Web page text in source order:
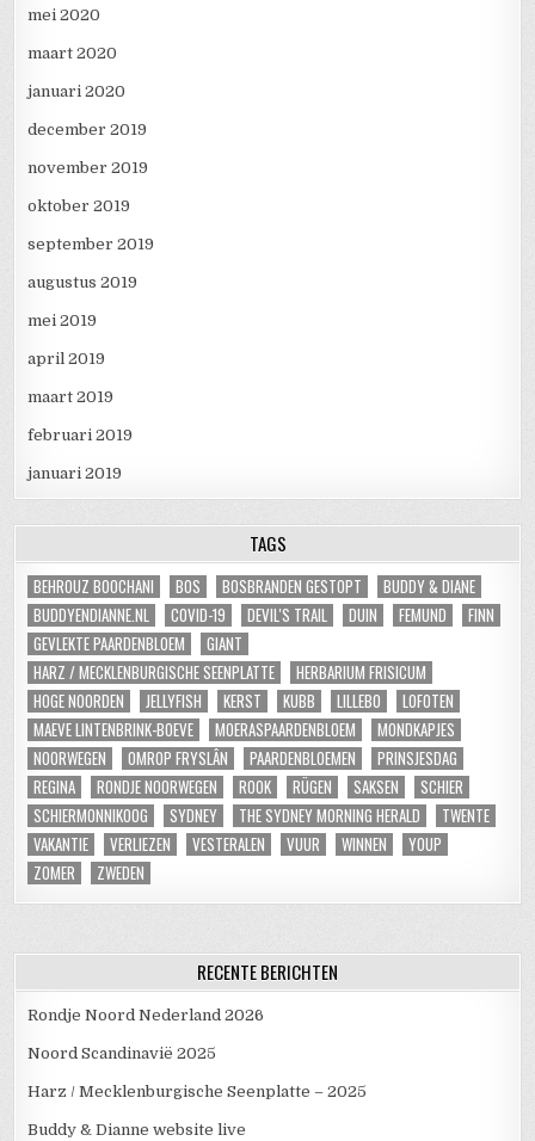
mei 2020
maart 2020
januari 2020
december 2019
november 2019
oktober 2019
september 2019
augustus 2019
mei 2019
april 2019
maart 2019
februari 2019
januari 2019
TAGS
BEHROUZ BOOCHANI BOS BOSBRANDEN GESTOPT
BUDDY & DIANE
BUDDYENDIANNE.NL
COVID-19 DEVIL'S TRAIL DUIN FEMUND
FINN
GEVLEKTE PAARDENBLOEM
GIANT
HARZ / MECKLENBURGISCHE SEENPLATTE
HERBARIUM FRISICUM
HOGE NOORDEN
JELLYFISH KERST KUBB LILLEBO
LOFOTEN
MAEVE LINTENBRINK-BOEVE
MOERASPAARDENBLOEM
MONDKAPJES
NOORWEGEN
OMROP FRYSLÂN PAARDENBLOEMEN
PRINSJESDAG
REGINA
RONDJE NOORWEGEN ROOK RÜGEN SAKSEN
SCHIER
SCHIERMONNIKOOG
SYDNEY THE SYDNEY MORNING HERALD
TWENTE
VAKANTIE
VERLIEZEN VESTERALEN VUUR WINNEN
YOUP
ZOMER
ZWEDEN
RECENTE BERICHTEN
Rondje Noord Nederland 2026
Noord Scandinavië 2025
Harz / Mecklenburgische Seenplatte – 2025
Buddy & Dianne website live